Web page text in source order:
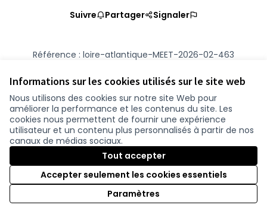
Informations sur les cookies utilisés sur le site web
Nous utilisons des cookies sur notre site Web pour
améliorer la performance et les contenus du site. Les
cookies nous permettent de fournir une expérience
utilisateur et un contenu plus personnalisés à partir de nos
canaux de médias sociaux.
Tout accepter
Accepter seulement les cookies essentiels
Paramètres
Suivre Partager Signaler
Référence : loire-atlantique-MEET-2026-02-463
Ajouter au calendrier
Conditions d'utilisation
Paramètres des cookies
participer.loire-atlantique.fr sur Facebook
(Nouvelle fenêtre)
participer.loire-atlantique.fr sur Instagram
(Nouvelle fenêtre)
participer.loire-atlantique.fr sur YouTube
(Nouvelle fenêtre)
Site réalisé grâce aulogiciel libre Decidim .
Licence
(Nouvelle